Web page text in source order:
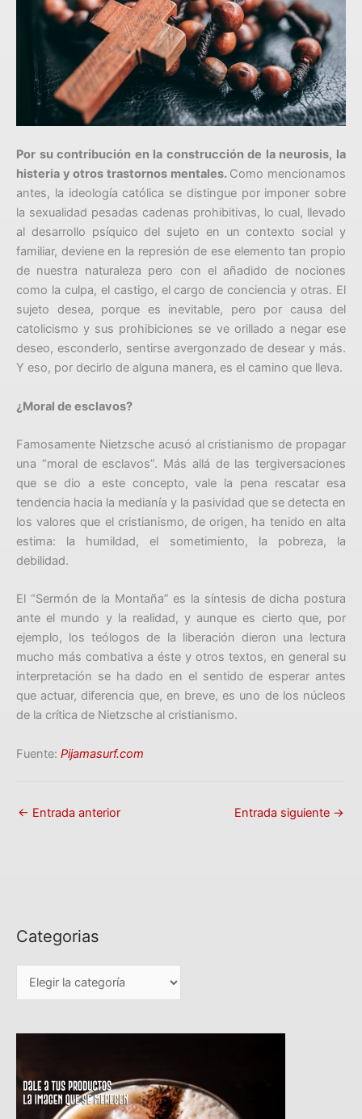
Por su contribución en la construcción de la neurosis, la
histeria y otros trastornos mentales. Como mencionamos
antes, la ideología católica se distingue por imponer sobre
la sexualidad pesadas cadenas prohibitivas, lo cual, llevado
al desarrollo psíquico del sujeto en un contexto social y
familiar, deviene en la represión de ese elemento tan propio
de nuestra naturaleza pero con el añadido de nociones
como la culpa, el castigo, el cargo de conciencia y otras. El
sujeto desea, porque es inevitable, pero por causa del
catolicismo y sus prohibiciones se ve orillado a negar ese
deseo, esconderlo, sentirse avergonzado de desear y más.
Y eso, por decirlo de alguna manera, es el camino que lleva.
¿Moral de esclavos?
Famosamente Nietzsche acusó al cristianismo de propagar
una “moral de esclavos”. Más allá de las tergiversaciones
que se dio a este concepto, vale la pena rescatar esa
tendencia hacia la medianía y la pasividad que se detecta en
los valores que el cristianismo, de origen, ha tenido en alta
estima: la humildad, el sometimiento, la pobreza, la
debilidad.
El “Sermón de la Montaña” es la síntesis de dicha postura
ante el mundo y la realidad, y aunque es cierto que, por
ejemplo, los teólogos de la liberación dieron una lectura
mucho más combativa a éste y otros textos, en general su
interpretación se ha dado en el sentido de esperar antes
que actuar, diferencia que, en breve, es uno de los núcleos
de la crítica de Nietzsche al cristianismo.
Fuente: Pijamasurf.com
← Entrada anterior Entrada siguiente →
Categorias
C
r